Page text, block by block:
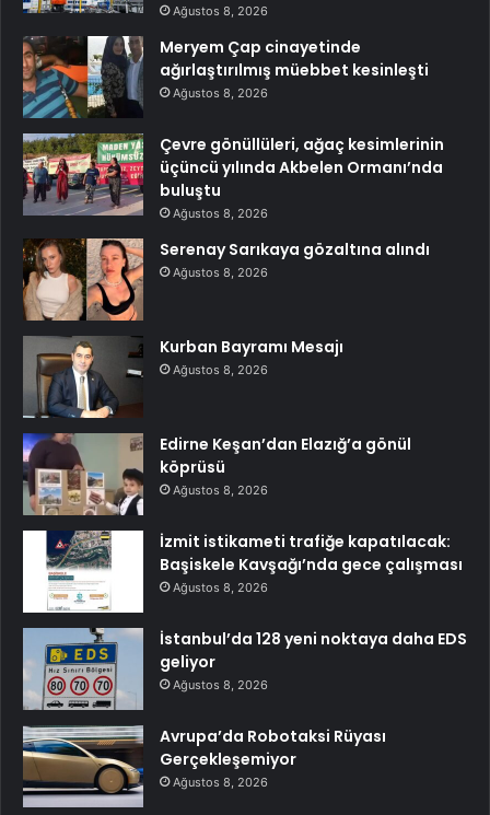
Ağustos 8, 2026
Meryem Çap cinayetinde
ağırlaştırılmış müebbet kesinleşti
Ağustos 8, 2026
Çevre gönüllüleri, ağaç kesimlerinin
üçüncü yılında Akbelen Ormanı’nda
buluştu
Ağustos 8, 2026
Serenay Sarıkaya gözaltına alındı
Ağustos 8, 2026
Kurban Bayramı Mesajı
Ağustos 8, 2026
Edirne Keşan’dan Elazığ’a gönül
köprüsü
Ağustos 8, 2026
İzmit istikameti trafiğe kapatılacak:
Başiskele Kavşağı’nda gece çalışması
Ağustos 8, 2026
İstanbul’da 128 yeni noktaya daha EDS
geliyor
Ağustos 8, 2026
Avrupa’da Robotaksi Rüyası
Gerçekleşemiyor
Ağustos 8, 2026